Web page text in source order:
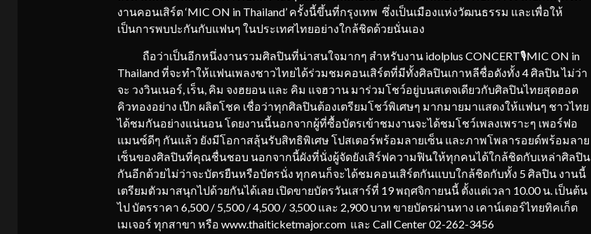
งานคอนเสิร์ต ‘MIC ON in Thailand’ ครั้งนี้ขึ้นที่กรุงเทพ ซึ่งเป็นเมืองแห่งวัฒนธรรม และเพื่อให้
เป็นการพบปะกันกับแฟนๆ ในประเทศไทยอย่างใกล้ชิดด้วยนั่นเอง
ถือว่าเป็นอีกหนึ่งงานรวมศิลปินที่น่าสนใจมากๆ สำหรับงาน idolplus CONCERT🎙MIC ON in
Thailand ที่จะทำให้แฟนเพลงชาวไทยได้ร่วมชมคอนเสิร์ตที่มีทั้งศิลปินเกาหลีชื่อดังทั้ง 4 ศิลปิน ไม่ว่า
จะ วงวินเนอร์, เร็น, คิม จงฮยอน และ คิม แจฮวาน มาร่วมโชว์อยู่บนสเตจเดียวกับศิลปินไทยสุดฮอต
คิวทองอย่าง เป๊ก ผลิตโชค เชื่อว่าทุกศิลปินต้องเตรียมโชว์พิเศษๆ มากมายมาแสดงให้แฟนๆ ชาวไทย
ได้ชมกันอย่างแน่นอน โดยงานนี้นอกจากผู้ที่ซื้อบัตรเข้าชมงานจะได้ชมโชว์เพลงเพราะๆ เพอร์ฟอ
แมนซ์ดีๆ กันแล้ว ยังมีโอกาสลุ้นรับสิทธิพิเศษ โปสเตอร์พร้อมลายเซ็น และภาพโพลารอยด์พร้อมลาย
เซ็นของศิลปินที่คุณชื่นชอบ นอกจากนี้ผังที่นั่งผู้จัดยังเสิร์ฟความฟินให้ทุกคนได้ใกล้ชิดกับเหล่าศิลปิน
กันอีกด้วยไม่ว่าจะบัตรยืนหรือบัตรนั่ง ทุกคนก็จะได้ชมคอนเสิร์ตกันแบบใกล้ชิดกับทั้ง 5 ศิลปิน งานนี้
เตรียมตัวมาสนุกไปด้วยกันได้เลย เปิดขายบัตรวันเสาร์ที่ 19 พฤศจิกายนนี้ ตั้งแต่เวลา 10.00 น. เป็นต้น
ไป บัตรราคา 6,500 / 5,500 / 4,500 / 3,500 และ 2,900 บาท ขายบัตรผ่านทาง เคาน์เตอร์ไทยทิคเก็ต
เมเจอร์ ทุกสาขา หรือ www.thaiticketmajor.com และ Call Center 02-262-3456